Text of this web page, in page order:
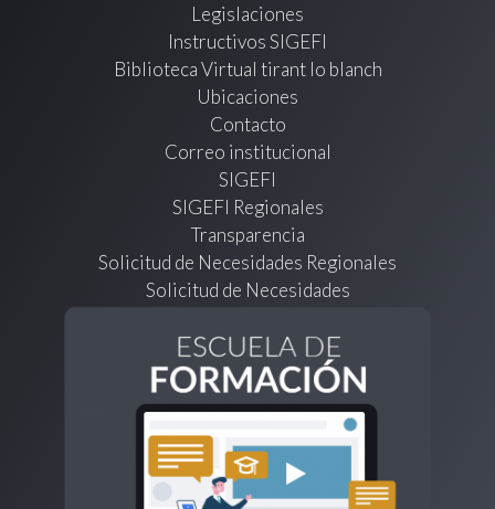
Legislaciones
Instructivos SIGEFI
Biblioteca Virtual tirant lo blanch
Ubicaciones
Contacto
Correo institucional
SIGEFI
SIGEFI Regionales
Transparencia
Solicitud de Necesidades Regionales
Solicitud de Necesidades